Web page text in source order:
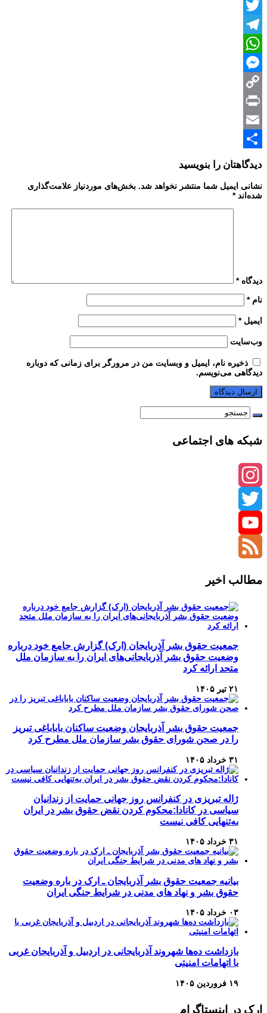
Facebook
Twitter
Telegram
WhatsApp
Messenger
Copy
Link
Print
Email
Share
دیدگاهتان را بنویسید
نشانی ایمیل شما منتشر نخواهد شد. بخش‌های موردنیاز علامت‌گذاری
شده‌اند*
دیدگاه*
نام*
ایمیل*
وب‌سایت
ذخیره نام، ایمیل و وبسایت من در مرورگر برای زمانی که دوباره
دیدگاهی می‌نویسم.
شبکه های اجتماعی
Instagram
Twitter
YouTube
مطالب اخیر
جمعیت حقوق بشر آذربایجان (ارک) گزارش جامع خود درباره
وضعیت حقوق بشر آذربایجانی‌های ایران را به سازمان ملل
متحد ارائه کرد
۲۱ تیر ۱۴۰۵
جمعیت حقوق بشر آذربایجان وضعیت ساکنان باباباغی تبریز
را در صحن شورای حقوق بشر سازمان ملل مطرح کرد
۳۱ خرداد ۱۴۰۵
ژاله تبریزی در کنفرانس روز جهانی حمایت از زندانیان
سیاسی در کانادا:محکوم کردن نقض حقوق بشر در ایران
به‌تنهایی کافی نیست
۳۱ خرداد ۱۴۰۵
بیانیه جمعیت حقوق بشر آذربایجان ـ ارک در باره وضعیت
حقوق بشر و نهاد های مدنی در شرایط جنگی ایران
۰۳ خرداد ۱۴۰۵
بازداشت ده‌ها شهروند آذربایجانی در اردبیل و آذربایجان غربی
با اتهامات امنیتی
۱۹ فروردین ۱۴۰۵
ارک در اینستاگرام